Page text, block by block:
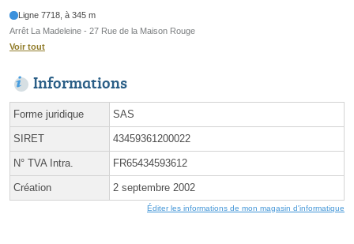
Ligne 7718, à 345 m
Arrêt La Madeleine - 27 Rue de la Maison Rouge
Voir tout
Informations
Forme juridique SAS
SIRET 43459361200022
N° TVA Intra. FR65434593612
Création 2 septembre 2002
Éditer les informations de mon magasin d'informatique